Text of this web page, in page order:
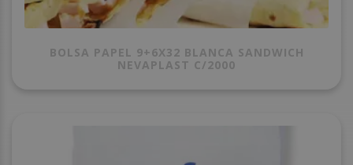
BOLSA PAPEL 9+6X32 BLANCA SANDWICH
NEVAPLAST C/2000